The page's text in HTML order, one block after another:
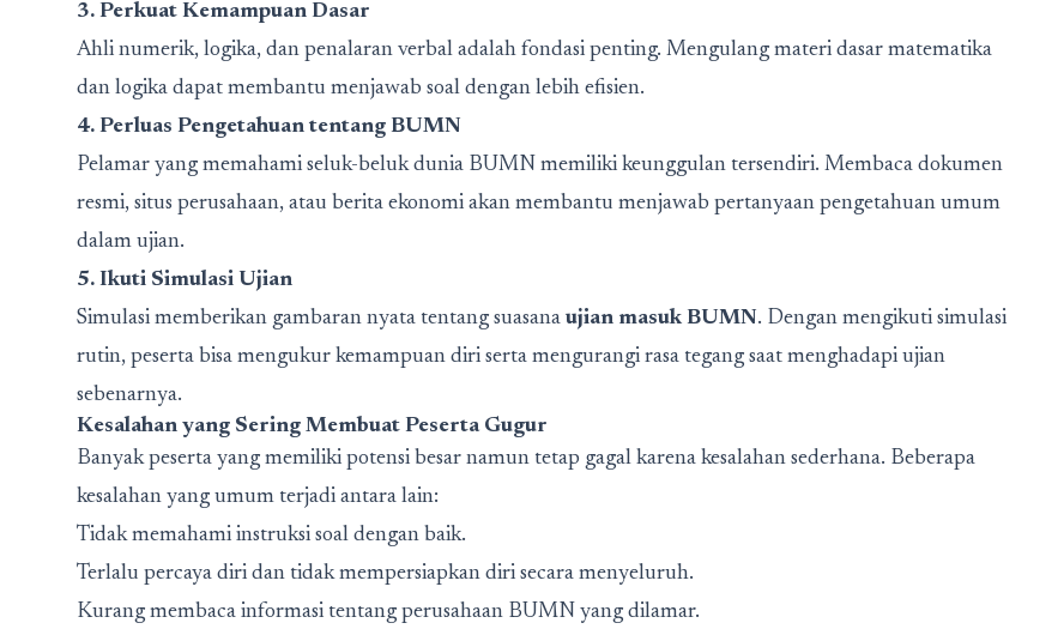
3. Perkuat Kemampuan Dasar
Ahli numerik, logika, dan penalaran verbal adalah fondasi penting. Mengulang materi dasar matematika
dan logika dapat membantu menjawab soal dengan lebih efisien.
4. Perluas Pengetahuan tentang BUMN
Pelamar yang memahami seluk-beluk dunia BUMN memiliki keunggulan tersendiri. Membaca dokumen
resmi, situs perusahaan, atau berita ekonomi akan membantu menjawab pertanyaan pengetahuan umum
dalam ujian.
5. Ikuti Simulasi Ujian
Simulasi memberikan gambaran nyata tentang suasana ujian masuk BUMN. Dengan mengikuti simulasi
rutin, peserta bisa mengukur kemampuan diri serta mengurangi rasa tegang saat menghadapi ujian
sebenarnya.
Kesalahan yang Sering Membuat Peserta Gugur
Banyak peserta yang memiliki potensi besar namun tetap gagal karena kesalahan sederhana. Beberapa
kesalahan yang umum terjadi antara lain:
Tidak memahami instruksi soal dengan baik.
Terlalu percaya diri dan tidak mempersiapkan diri secara menyeluruh.
Kurang membaca informasi tentang perusahaan BUMN yang dilamar.